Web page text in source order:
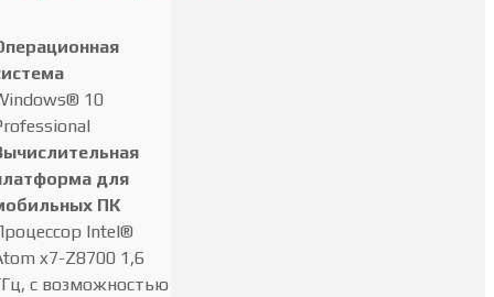
10
для
ПК
Intel®
x7-Z8700 1,6
с возможностью